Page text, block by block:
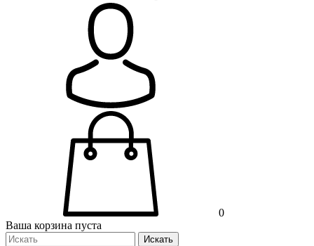
0
Ваша корзина пуста
Искать